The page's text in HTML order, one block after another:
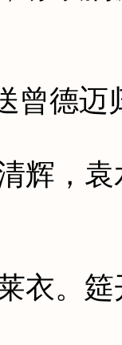
德迈
，袁
。筵